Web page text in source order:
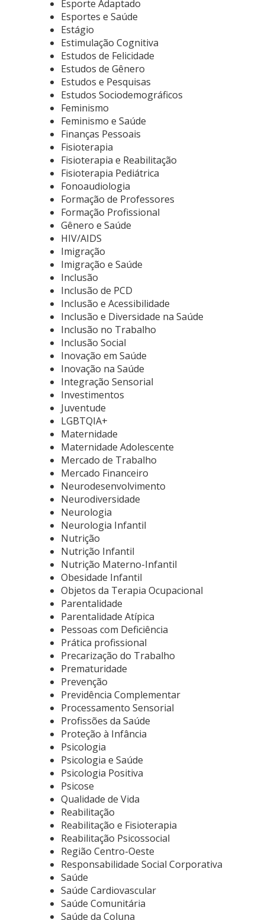
Esporte Adaptado
Esportes e Saúde
Estágio
Estimulação Cognitiva
Estudos de Felicidade
Estudos de Gênero
Estudos e Pesquisas
Estudos Sociodemográficos
Feminismo
Feminismo e Saúde
Finanças Pessoais
Fisioterapia
Fisioterapia e Reabilitação
Fisioterapia Pediátrica
Fonoaudiologia
Formação de Professores
Formação Profissional
Gênero e Saúde
HIV/AIDS
Imigração
Imigração e Saúde
Inclusão
Inclusão de PCD
Inclusão e Acessibilidade
Inclusão e Diversidade na Saúde
Inclusão no Trabalho
Inclusão Social
Inovação em Saúde
Inovação na Saúde
Integração Sensorial
Investimentos
Juventude
LGBTQIA+
Maternidade
Maternidade Adolescente
Mercado de Trabalho
Mercado Financeiro
Neurodesenvolvimento
Neurodiversidade
Neurologia
Neurologia Infantil
Nutrição
Nutrição Infantil
Nutrição Materno-Infantil
Obesidade Infantil
Objetos da Terapia Ocupacional
Parentalidade
Parentalidade Atípica
Pessoas com Deficiência
Prática profissional
Precarização do Trabalho
Prematuridade
Prevenção
Previdência Complementar
Processamento Sensorial
Profissões da Saúde
Proteção à Infância
Psicologia
Psicologia e Saúde
Psicologia Positiva
Psicose
Qualidade de Vida
Reabilitação
Reabilitação e Fisioterapia
Reabilitação Psicossocial
Região Centro-Oeste
Responsabilidade Social Corporativa
Saúde
Saúde Cardiovascular
Saúde Comunitária
Saúde da Coluna